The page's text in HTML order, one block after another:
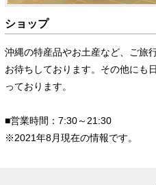
ショップ
沖縄の特産品やお土産など、ご旅
お待ちしております。その他にも
っております。
■営業時間：7:30～21:30
※2021年8月現在の情報です。